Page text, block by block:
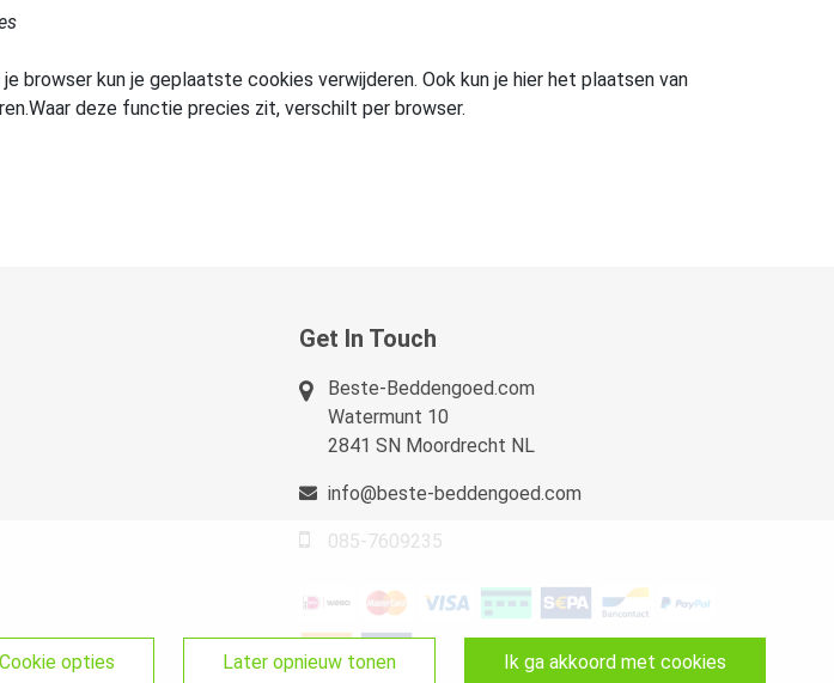
browser kun je geplaatste cookies verwijderen. Ook kun je hier het plaatsen van
deze functie precies zit, verschilt per browser.
Get In Touch
Beste-Beddengoed.com
Watermunt 10
2841 SN Moordrecht NL
info@beste-beddengoed.com
085-7609235
ik ga akkoord met cookies
later opnieuw tonen
cookie opties